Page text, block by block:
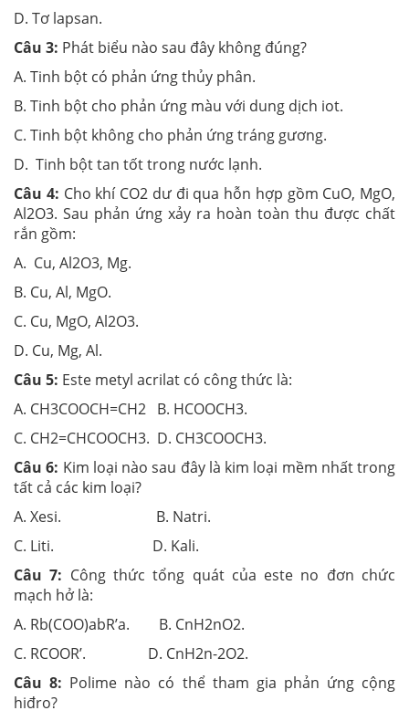
D. Tơ lapsan.
Câu 3: Phát biểu nào sau đây không đúng?
A. Tinh bột có phản ứng thủy phân.
B. Tinh bột cho phản ứng màu với dung dịch iot.
C. Tinh bột không cho phản ứng tráng gương.
D. Tinh bột tan tốt trong nước lạnh.
Câu 4: Cho khí CO2 dư đi qua hỗn hợp gồm CuO, MgO,
Al2O3. Sau phản ứng xảy ra hoàn toàn thu được chất
rắn gồm:
A. Cu, Al2O3, Mg.
B. Cu, Al, MgO.
C. Cu, MgO, Al2O3.
D. Cu, Mg, Al.
Câu 5: Este metyl acrilat có công thức là:
A. CH3COOCH=CH2 B. HCOOCH3.
C. CH2=CHCOOCH3. D. CH3COOCH3.
Câu 6: Kim loại nào sau đây là kim loại mềm nhất trong
tất cả các kim loại?
A. Xesi. B. Natri.
C. Liti. D. Kali.
Câu 7: Công thức tổng quát của este no đơn chức
mạch hở là:
A. Rb(COO)abR’a. B. CnH2nO2.
C. RCOOR’. D. CnH2n-2O2.
Câu 8: Polime nào có thể tham gia phản ứng cộng
hiđro?